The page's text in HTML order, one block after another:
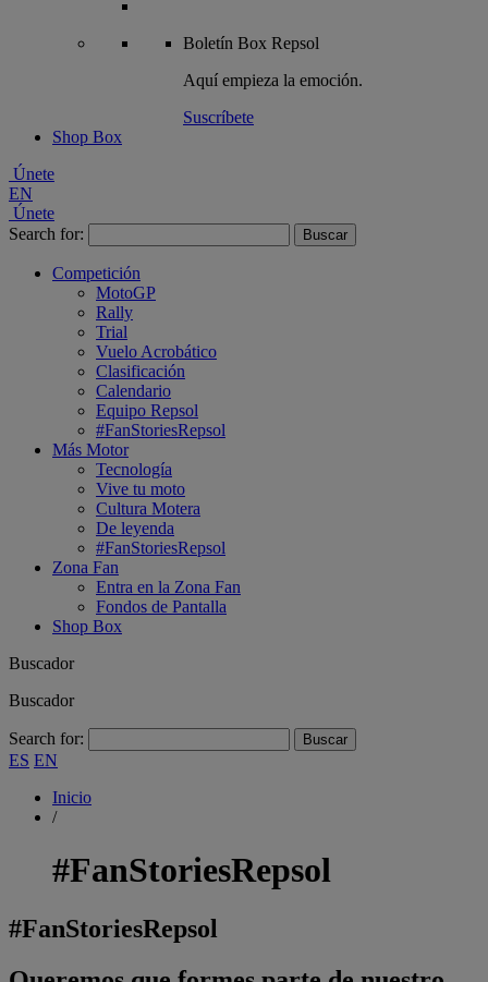
Boletín Box Repsol
Aquí empieza la emoción.
Suscríbete
Shop Box
Únete
EN
Únete
Search for:
Competición
MotoGP
Rally
Trial
Vuelo Acrobático
Clasificación
Calendario
Equipo Repsol
#FanStoriesRepsol
Más Motor
Tecnología
Vive tu moto
Cultura Motera
De leyenda
#FanStoriesRepsol
Zona Fan
Entra en la Zona Fan
Fondos de Pantalla
Shop Box
Buscador
Buscador
Search for:
ES EN
Inicio
/
#FanStoriesRepsol
#FanStoriesRepsol